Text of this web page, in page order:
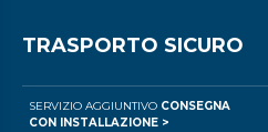
TRASPORTO SICURO
SERVIZIO AGGIUNTIVO CONSEGNA
CON INSTALLAZIONE >